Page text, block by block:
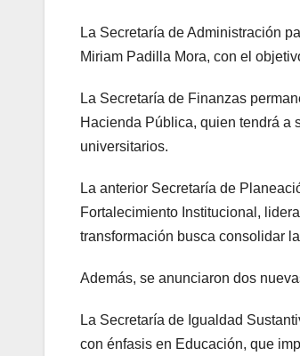
La Secretaría de Administración
Miriam Padilla Mora, con el
La Secretaría de Finanzas
Hacienda Pública, quien tendrá a
universitarios.
La anterior Secretaría de
Fortalecimiento Institucional,
transformación busca consolidar
Además, se anunciaron dos
La Secretaría de Igualdad
con énfasis en Educación, que